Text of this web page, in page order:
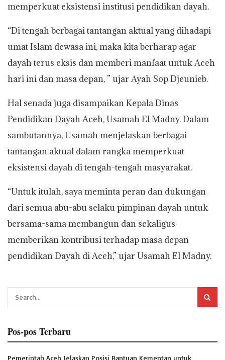
memperkuat eksistensi institusi pendidikan dayah.
“Di tengah berbagai tantangan aktual yang dihadapi
umat Islam dewasa ini, maka kita berharap agar
dayah terus eksis dan memberi manfaat untuk Aceh
hari ini dan masa depan, ” ujar Ayah Sop Djeunieb.
Hal senada juga disampaikan Kepala Dinas
Pendidikan Dayah Aceh, Usamah El Madny. Dalam
sambutannya, Usamah menjelaskan berbagai
tantangan aktual dalam rangka memperkuat
eksistensi dayah di tengah-tengah masyarakat.
“Untuk itulah, saya meminta peran dan dukungan
dari semua abu-abu selaku pimpinan dayah untuk
bersama-sama membangun dan sekaligus
memberikan kontribusi terhadap masa depan
pendidikan Dayah di Aceh,” ujar Usamah El Madny.
Pos-pos Terbaru
Pemerintah Aceh Jelaskan Posisi Bantuan Kementan untuk